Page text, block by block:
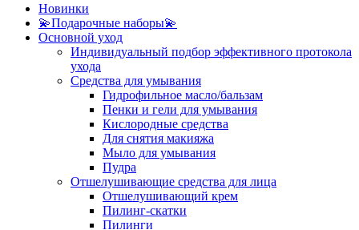
Новинки
💫Подарочные наборы💫
Основной уход
Индивидуальный подбор эффективного протокола
ухода
Средства для умывания
Гидрофильное масло/бальзам
Пенки и гели для умывания
Кислородные средства
Для снятия макияжа
Мыло для умывания
Пудра
Отшелушивающие средства для лица
Отшелушивающий крем
Пилинг-скатки
Пилинги